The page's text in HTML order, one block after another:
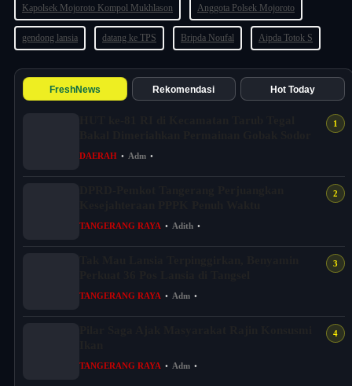
Kapolsek Mojoroto Kompol Mukhlason Anggota Polsek Mojoroto
gendong lansia datang ke TPS Bripda Noufal Aipda Totok S
FreshNews Rekomendasi Hot Today
DAERAH • Adm •
TANGERANG RAYA • Adith •
TANGERANG RAYA • Adm •
TANGERANG RAYA • Adm •